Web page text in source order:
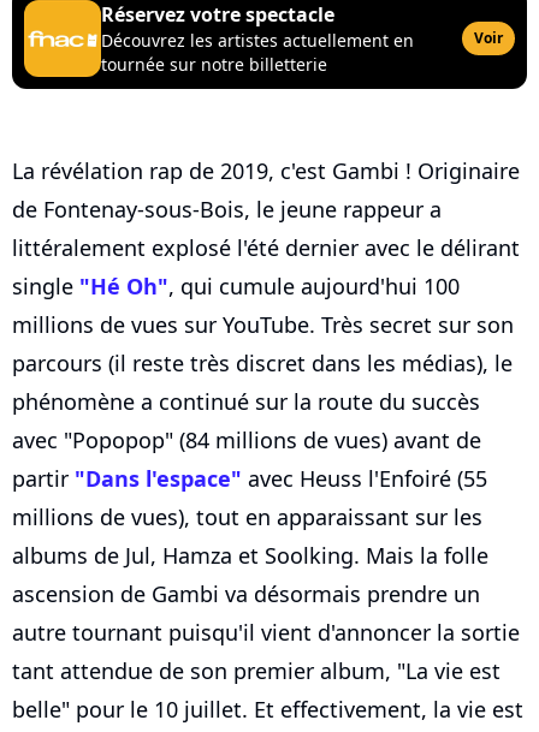
Réservez votre spectacle
Découvrez les artistes actuellement en
tournée sur notre billetterie
Voir
La révélation rap de 2019, c'est Gambi ! Originaire
de Fontenay-sous-Bois, le jeune rappeur a
littéralement explosé l'été dernier avec le délirant
single "Hé Oh", qui cumule aujourd'hui 100
millions de vues sur YouTube. Très secret sur son
parcours (il reste très discret dans les médias), le
phénomène a continué sur la route du succès
avec "Popopop" (84 millions de vues) avant de
partir "Dans l'espace" avec Heuss l'Enfoiré (55
millions de vues), tout en apparaissant sur les
albums de Jul, Hamza et Soolking. Mais la folle
ascension de Gambi va désormais prendre un
autre tournant puisqu'il vient d'annoncer la sortie
tant attendue de son premier album, "La vie est
belle" pour le 10 juillet. Et effectivement, la vie est